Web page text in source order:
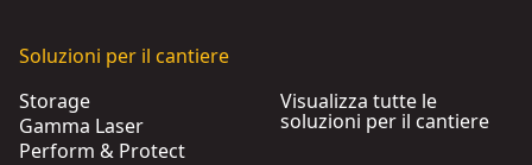
Soluzioni per il cantiere
Storage
Gamma Laser
Perform & Protect
Visualizza tutte le
soluzioni per il cantiere